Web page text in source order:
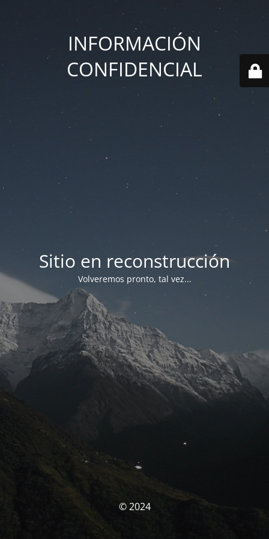
INFORMACIÓN
CONFIDENCIAL
Sitio en reconstrucción
Volveremos pronto, tal vez...
© 2024